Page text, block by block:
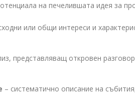
на печелившата идея за
или общи интереси и
представляващ откровен
– систематично описание на